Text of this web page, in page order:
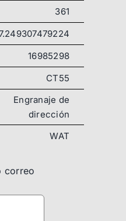
361
16985298
CT55
Engranaje de
dirección
WAT
correo